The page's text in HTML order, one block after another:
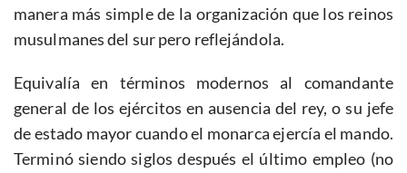
manera más simple de la organización que los reinos
musulmanes del sur pero reflejándola.
Equivalía en términos modernos al comandante
general de los ejércitos en ausencia del rey, o su jefe
de estado mayor cuando el monarca ejercía el mando.
Terminó siendo siglos después el último empleo (no